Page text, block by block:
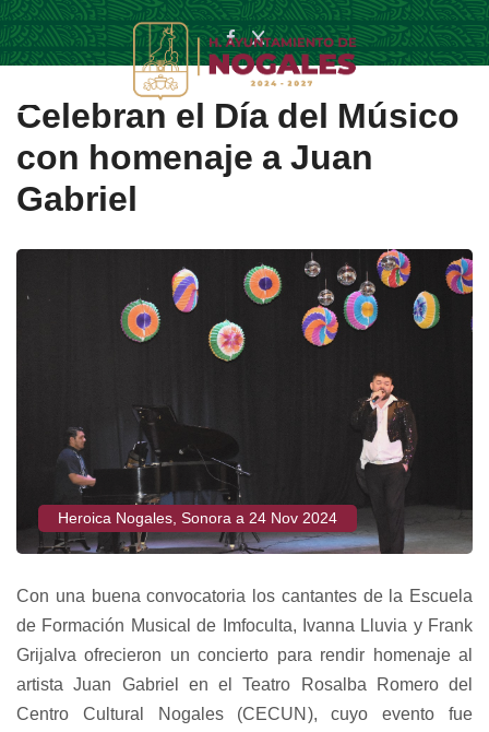
Celebran el Día del Músico
con homenaje a Juan
Gabriel
Heroica Nogales, Sonora a 24 Nov 2024
Con una buena convocatoria los cantantes de la Escuela
de Formación Musical de Imfoculta, Ivanna Lluvia y Frank
Grijalva ofrecieron un concierto para rendir homenaje al
artista Juan Gabriel en el Teatro Rosalba Romero del
Centro Cultural Nogales (CECUN), cuyo evento fue